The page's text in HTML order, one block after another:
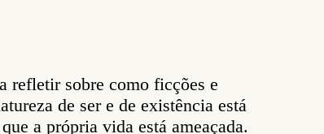
refletir sobre como ficções e
de ser e de existência está
a própria vida está ameaçada.